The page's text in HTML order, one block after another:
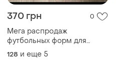
370 грн 0
Мега распродаж
футбольных форм для
детей
128 и еще 5